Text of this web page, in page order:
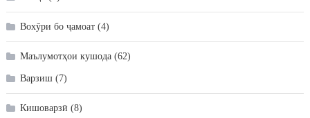
Вохӯри бо ҷамоат(4)
Маълумотҳои кушода(62)
Варзиш(7)
Кишоварзӣ (8)